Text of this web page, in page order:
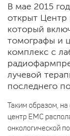
В мае 2015
открыт Центр
который
томографы и
комплекс c
лучевой
последнего
Таким образом,
центр EMC
онкологической